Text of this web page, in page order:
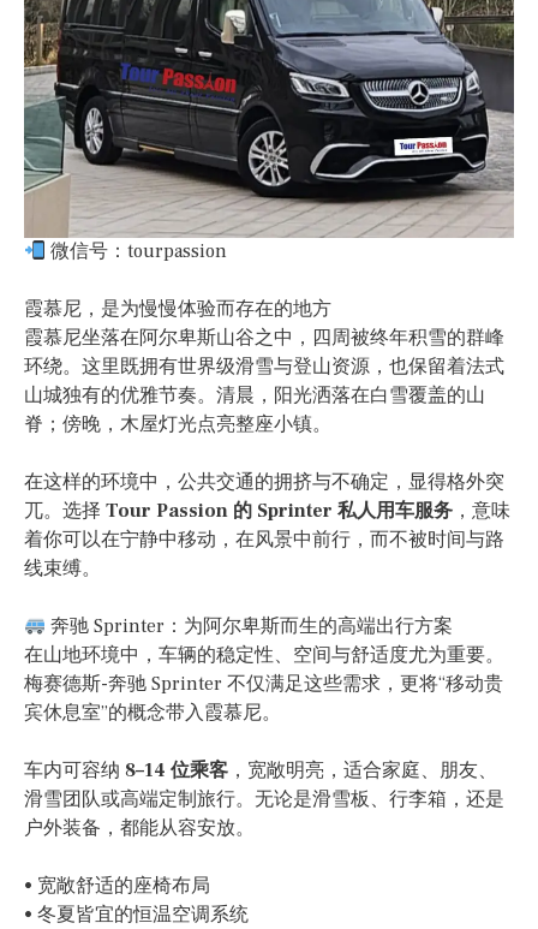
微信号：tourpassion
霞慕尼，是为慢慢体验而存在的地方
霞慕尼坐落在阿尔卑斯山谷之中，四周被终年积雪的群峰
环绕。这里既拥有世界级滑雪与登山资源，也保留着法式
山城独有的优雅节奏。清晨，阳光洒落在白雪覆盖的山
脊；傍晚，木屋灯光点亮整座小镇。
在这样的环境中，公共交通的拥挤与不确定，显得格外突
兀。选择 Tour Passion 的 Sprinter 私人用车服务 ，意味
着你可以在宁静中移动，在风景中前行，而不被时间与路
线束缚。
奔驰 Sprinter：为阿尔卑斯而生的高端出行方案
在山地环境中，车辆的稳定性、空间与舒适度尤为重要。
梅赛德斯-奔驰 Sprinter 不仅满足这些需求，更将“移动贵
宾休息室”的概念带入霞慕尼。
车内可容纳 8–14 位乘客 ，宽敞明亮，适合家庭、朋友、
滑雪团队或高端定制旅行。无论是滑雪板、行李箱，还是
户外装备，都能从容安放。
• 宽敞舒适的座椅布局
• 冬夏皆宜的恒温空调系统